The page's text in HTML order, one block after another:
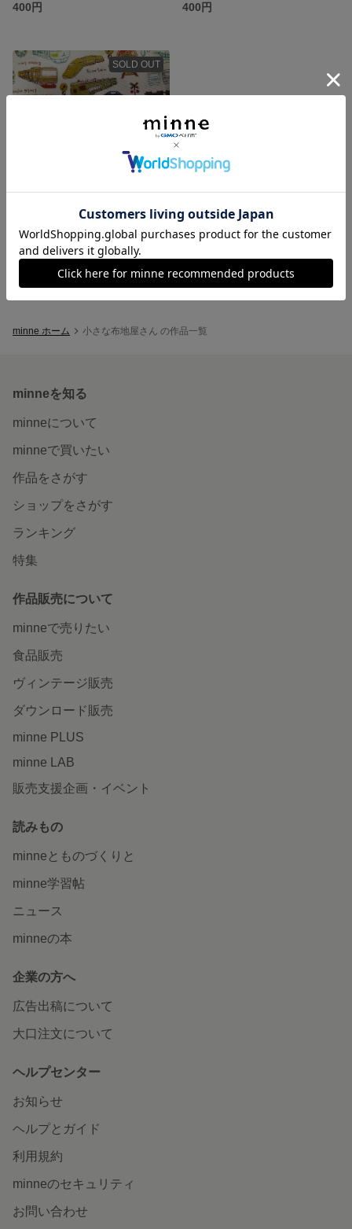
400円 400円
SOLD OUT
【布54×50】レトロな電車
400円
minne ホーム 小さな布地屋さん の作品一覧
minneを知る
minneについて
minneで買いたい
作品をさがす
ショップをさがす
ランキング
特集
作品販売について
minneで売りたい
食品販売
ヴィンテージ販売
ダウンロード販売
minne PLUS
minne LAB
販売支援企画・イベント
読みもの
minneとものづくりと
minne学習帖
ニュース
minneの本
企業の方へ
広告出稿について
大口注文について
ヘルプセンター
お知らせ
ヘルプとガイド
利用規約
minneのセキュリティ
お問い合わせ